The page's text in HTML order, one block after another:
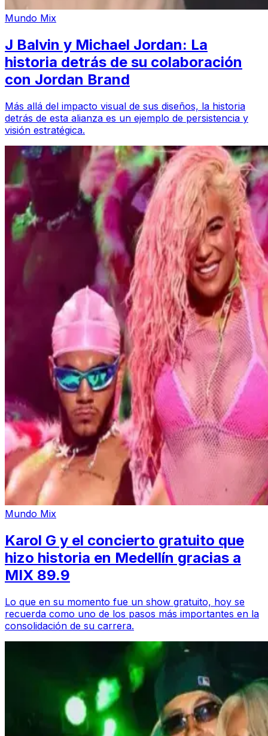
Mundo Mix
J Balvin y Michael Jordan: La
historia detrás de su colaboración
con Jordan Brand
Más allá del impacto visual de sus diseños, la historia
detrás de esta alianza es un ejemplo de persistencia y
visión estratégica.
Mundo Mix
Karol G y el concierto gratuito que
hizo historia en Medellín gracias a
MIX 89.9
Lo que en su momento fue un show gratuito, hoy se
recuerda como uno de los pasos más importantes en la
consolidación de su carrera.